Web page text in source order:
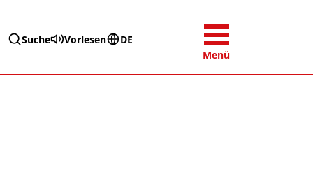
Suche Vorlesen
DE
Menü